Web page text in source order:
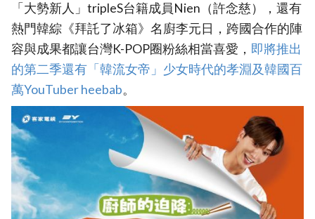
「大勢新人」tripleS台籍成員Nien（許念慈），還有
熱門韓綜《拜託了冰箱》名廚李元日，跨國合作的陣
容與成果都讓台灣K-POP圈粉絲相當喜愛， 即將推出
的第二季還有「韓流女帝」少女時代的孝淵及韓國百
萬YouTuber heebab。